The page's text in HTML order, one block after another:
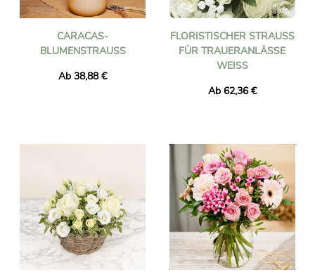
CARACAS-
BLUMENSTRAUSS
Ab 38,88 €
FLORISTISCHER STRAUSS F
ÜR TRAUERANLÄSSE W
EISS
Ab 62,36 €